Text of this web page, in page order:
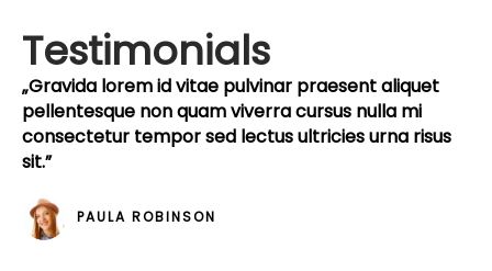
Testimonials
„Gravida lorem id vitae pulvinar praesent aliquet
pellentesque non quam viverra cursus nulla mi
consectetur tempor sed lectus ultricies urna risus
sit.”
PAULA ROBINSON